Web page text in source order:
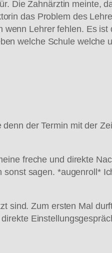
Die Zahnärztin meinte,
das Problem des
Lehrer fehlen. Es ist
welche Schule welche
der Termin mit der
freche und direkte
sonst sagen. *augenroll*
sind. Zum ersten Mal